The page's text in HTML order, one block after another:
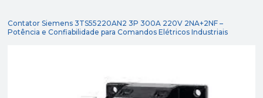
Contator Siemens 3TS55220AN2 3P 300A 220V 2NA+2NF –
Potência e Confiabilidade para Comandos Elétricos Industriais